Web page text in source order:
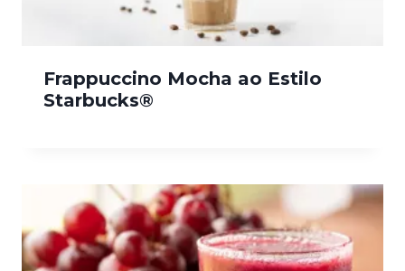
Frappuccino Mocha ao Estilo
Starbucks®